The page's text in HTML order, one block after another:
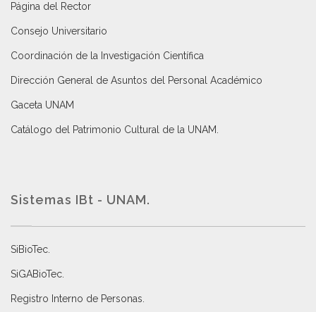
Página del Rector
Consejo Universitario
Coordinación de la Investigación Científica
Dirección General de Asuntos del Personal Académico
Gaceta UNAM
Catálogo del Patrimonio Cultural de la UNAM.
Sistemas IBt - UNAM.
SiBioTec
SiGABioTec.
Registro Interno de Personas